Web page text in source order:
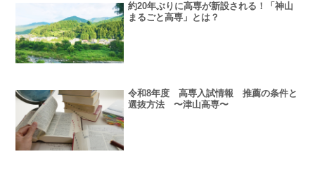
約20年ぶりに高専が新設される！「神山
まるごと高専」とは？
令和8年度 高専入試情報 推薦の条件と
選抜方法 〜津山高専〜